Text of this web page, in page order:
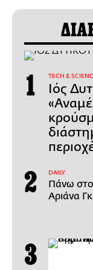
ΤECH &
Ιός
DAILY
Πάνω στο
Αριάνα